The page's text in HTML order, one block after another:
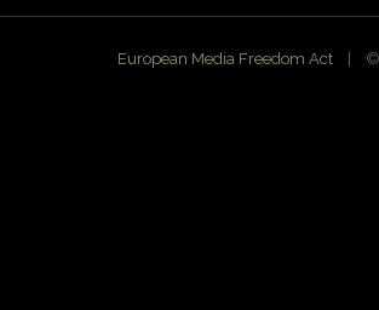
European Media Freedom Act | ©️